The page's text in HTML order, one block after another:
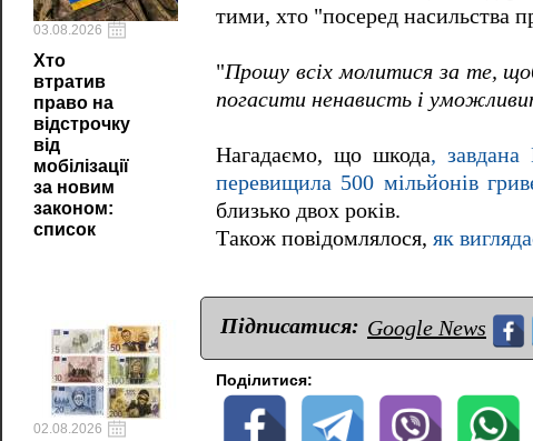
03.08.2026
Хто
втратив
право на
відстрочку
від
мобілізації
за новим
законом:
список
02.08.2026
тими, хто "посеред насильства
"Прошу всіх молитися за те,
погасити ненависть і
Нагадаємо, що шкода, завдана
перевищила 500 мільйонів
близько двох років.
Також повідомлялося, як
Підписатися: Google News
Поділитися: